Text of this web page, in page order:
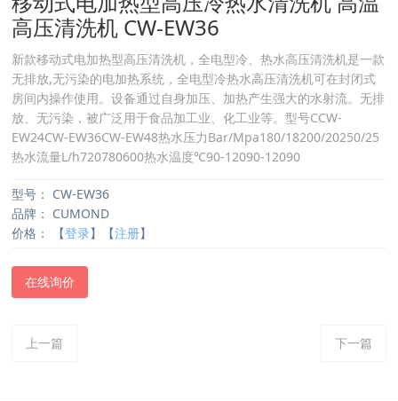
高压清洗机 CW-EW36
新款移动式电加热型高压清洗机，全电型冷、热水高压清洗机是一款
无排放,无污染的电加热系统，全电型冷热水高压清洗机可在封闭式
房间内操作使用。设备通过自身加压、加热产生强大的水射流。无排
放、无污染，被广泛用于食品加工业、化工业等。型号CCW-
EW24CW-EW36CW-EW48热水压力Bar/Mpa180/18200/20250/25
热水流量L/h720780600热水温度℃90-12090-12090
型号： CW-EW36
品牌： CUMOND
价格：
【登录】【注册】
在线询价
上一篇 下一篇